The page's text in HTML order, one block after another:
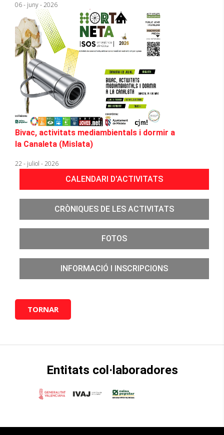
06 - juny - 2026
Bivac, activitats mediambientals i dormir a
la Canaleta (Mislata)
22 - juliol - 2026
HORTA
CALENDARI D'ACTIVITATS
CRÒNIQUES DE LES ACTIVITATS
FOTOS
INFORMACIÓ I INSCRIPCIONS
TORNAR
Entitats col·laboradores